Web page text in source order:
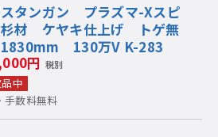
タンガン プラズマ-Xスピ
材 ケヤキ仕上げ トゲ無
130万V K-283
円 税別
中
手数料無料